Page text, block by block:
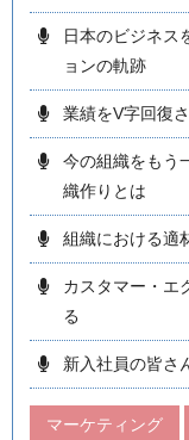
日本のビジネ
ョンの軌跡
業績をV字回復
今の組織をもう
織作りとは
組織における適
カスタマー・エ
る
新入社員の皆さ
マーケティング